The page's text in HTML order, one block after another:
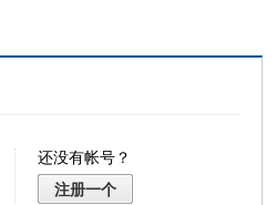
还没有帐号？
注册一个